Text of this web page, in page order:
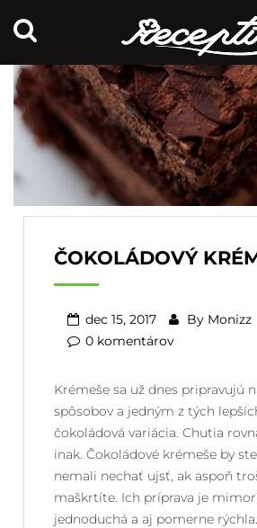
ČOKOLÁDOVÝ
dec 15, 2017 By Monizz
0 komentárov
Krémeše sa už dnes pripravujú
spôsobov a jedným z tých
čokoládová variácia. Chutia
inak. Čokoládové krémeše by
nemali nechať ujsť, ak aspoň
maškrtíte. Ich príprava je
jednoduchá a aj pomerne